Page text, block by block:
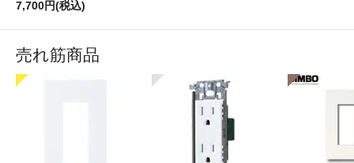
7,700円(税込)
売れ筋商品